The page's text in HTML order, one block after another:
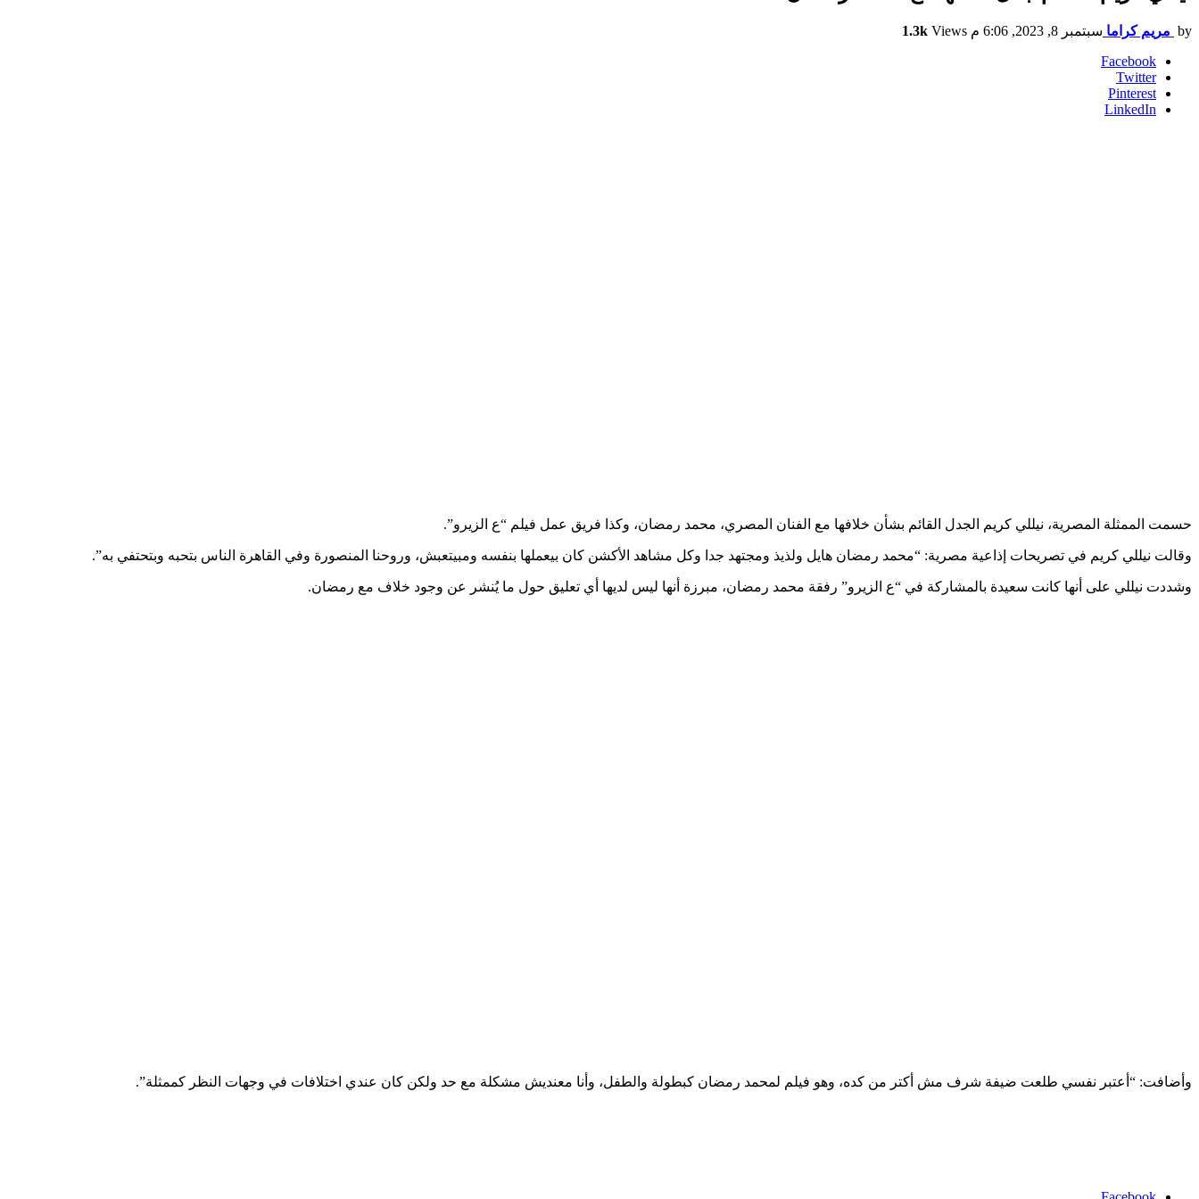
by مريم كراما سبتمبر 8, 2023, 6:06 م 1.3k Views
Facebook
Twitter
Pinterest
LinkedIn
حسمت الممثلة المصرية، نيللي كريم الجدل القائم بشأن خلافها مع الفنان المصري، محمد رمضان، وكذا فريق عمل فيلم “ع الزيرو”.
وقالت نيللي كريم في تصريحات إذاعية مصرية: “محمد رمضان هايل ولذيذ ومجتهد جدا وكل مشاهد الأكشن كان بيعملها بنفسه ومبيتعبش، وروحنا المنصورة وفي القاهرة الناس بتحبه وبتحتفي به”.
وشددت نيللي على أنها كانت سعيدة بالمشاركة في “ع الزيرو” رفقة محمد رمضان، مبرزة أنها ليس لديها أي تعليق حول ما يُنشر عن وجود خلاف مع رمضان.
وأضافت: “أعتبر نفسي طلعت ضيفة شرف مش أكتر من كده، وهو فيلم لمحمد رمضان كبطولة والطفل، وأنا معنديش مشكلة مع حد ولكن كان عندي اختلافات في وجهات النظر كممثلة”.